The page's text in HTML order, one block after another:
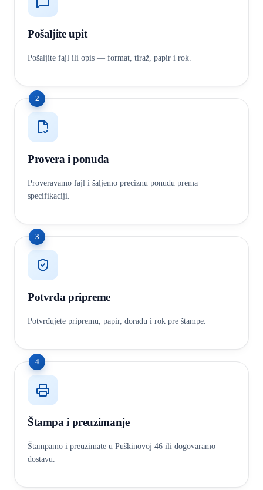
Pošaljite upit
Pošaljite fajl ili opis — format, tiraž, papir i rok.
2
Provera i ponuda
Proveravamo fajl i šaljemo preciznu ponudu prema
specifikaciji.
3
Potvrda pripreme
Potvrđujete pripremu, papir, doradu i rok pre štampe.
4
Štampa i preuzimanje
Štampamo i preuzimate u Puškinovoj 46 ili dogovaramo
dostavu.